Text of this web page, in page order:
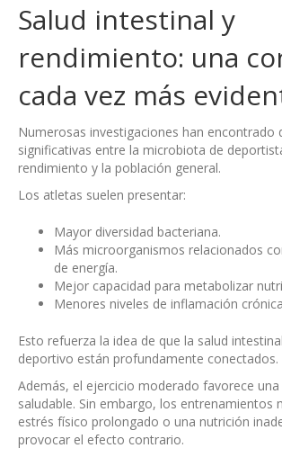
Salud intestinal y
rendimiento: una
cada vez más
Numerosas investigaciones han encontrado
significativas entre la microbiota de
rendimiento y la población general.
Los atletas suelen presentar:
Mayor diversidad bacteriana.
Más microorganismos relacionados
de energía.
Mejor capacidad para metabolizar
Menores niveles de inflamación
Esto refuerza la idea de que la salud
deportivo están profundamente conectados.
Además, el ejercicio moderado favorece
saludable. Sin embargo, los entrenamientos
estrés físico prolongado o una nutrición
provocar el efecto contrario.